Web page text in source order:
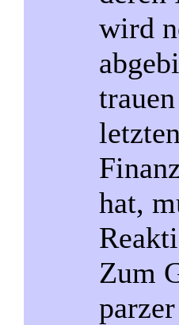
wird
hat,
Zum
parzer